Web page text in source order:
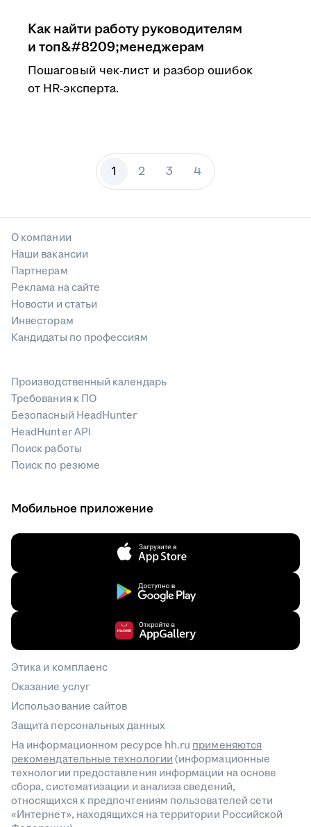
Как найти работу руководителям
и топ&#8209;менеджерам
Пошаговый чек-лист и разбор ошибок
от HR-эксперта.
1 2 3 4
О компании
Наши вакансии
Партнерам
Реклама на сайте
Новости и статьи
Инвесторам
Кандидаты по профессиям
Производственный календарь
Требования к ПО
Безопасный HeadHunter
HeadHunter API
Поиск работы
Поиск по резюме
Мобильное приложение
Этика и комплаенс
Оказание услуг
Использование сайтов
Защита персональных данных
На информационном ресурсе hh.ru применяются
рекомендательные технологии(информационные
технологии предоставления информации на основе
сбора, систематизации и анализа сведений,
относящихся к предпочтениям пользователей сети
«Интернет», находящихся на территории Российской